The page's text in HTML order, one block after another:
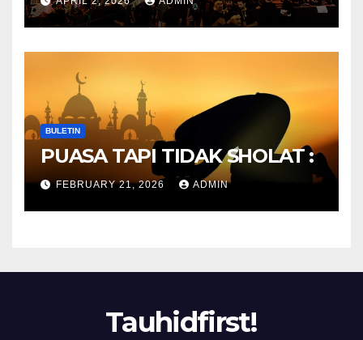
SEKARANG
BULETIN
PUASA TAPI TIDAK SHOLAT :
FEBRUARY 21, 2026 ADMIN
Tauhidfirst!